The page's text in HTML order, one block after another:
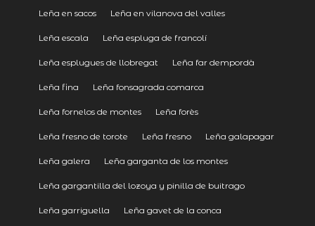
Leña en sacos Leña en vilanova del valles
Leña escala Leña espluga de francolí
Leña esplugues de llobregat Leña far dempordà
Leña fina Leña fonsagrada comarca
Leña fornelos de montes Leña forès
Leña fresno de torote Leña fresno Leña galapagar
Leña galera Leña garganta de los montes
Leña gargantilla del lozoya y pinilla de buitrago
Leña garriguella Leña gavet de la conca